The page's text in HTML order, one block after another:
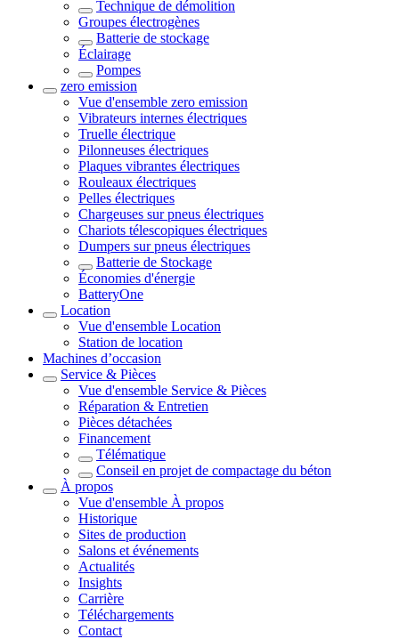
Technique de démolition
Groupes électrogènes
Batterie de stockage
Éclairage
Pompes
zero emission
Vue d'ensemble zero emission
Vibrateurs internes électriques
Truelle électrique
Pilonneuses électriques
Plaques vibrantes électriques
Rouleaux électriques
Pelles électriques
Chargeuses sur pneus électriques
Chariots télescopiques électriques
Dumpers sur pneus électriques
Batterie de Stockage
Économies d'énergie
BatteryOne
Location
Vue d'ensemble Location
Station de location
Machines d’occasion
Service & Pièces
Vue d'ensemble Service & Pièces
Réparation & Entretien
Pièces détachées
Financement
Télématique
Conseil en projet de compactage du béton
À propos
Vue d'ensemble À propos
Historique
Sites de production
Salons et événements
Actualités
Insights
Carrière
Téléchargements
Contact